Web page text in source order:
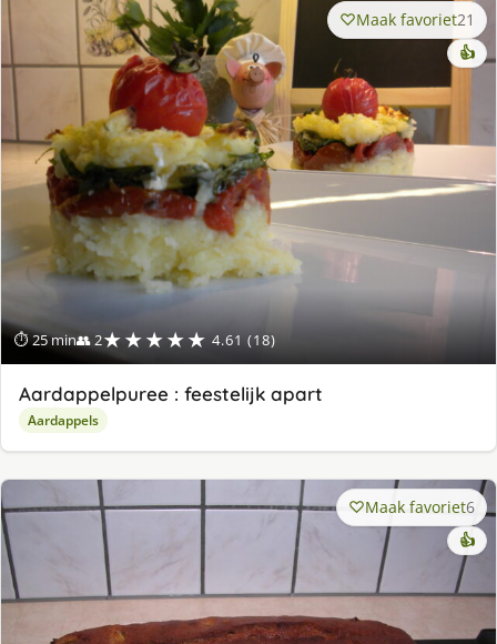
⏱ 25 min👥 2★★★★★ 4.61 (18)
Maak favoriet21
👍
Aardappelpuree : feestelijk apart
Aardappels
Maak favoriet6
👍